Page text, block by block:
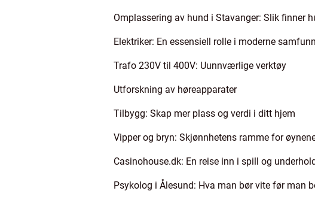
Omplassering av hund i Stavanger: Slik finner
Elektriker: En essensiell rolle i moderne samfunn
Trafo 230V til 400V: Uunnværlige verktøy
Utforskning av høreapparater
Tilbygg: Skap mer plass og verdi i ditt hjem
Vipper og bryn: Skjønnhetens ramme for
Casinohouse.dk: En reise inn i spill og
Psykolog i Ålesund: Hva man bør vite før man